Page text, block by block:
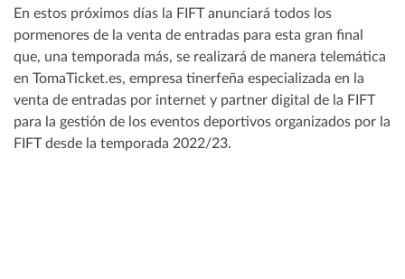
En estos próximos días la FIFT anunciará todos los
pormenores de la venta de entradas para esta gran final
que, una temporada más, se realizará de manera telemática
en TomaTicket.es, empresa tinerfeña especializada en la
venta de entradas por internet y partner digital de la FIFT
para la gestión de los eventos deportivos organizados por la
FIFT desde la temporada 2022/23.